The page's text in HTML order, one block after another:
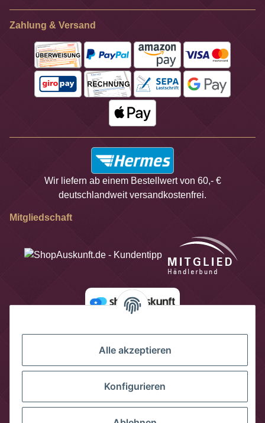
Alle akzeptieren
Konfigurieren
Zahlung & Versand
Wir liefern ab einem Bestellwert von 60,- €
deutschlandweit versandkostenfrei.
Mitgliedschaft